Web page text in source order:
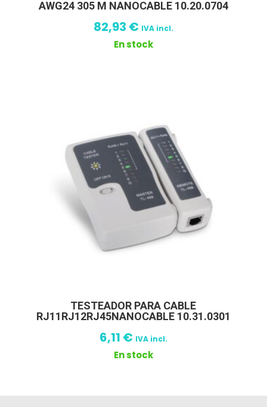
AWG24 305 M NANOCABLE 10.20.0704
82,93 € IVA incl.
En stock
TESTEADOR PARA CABLE
RJ11RJ12RJ45NANOCABLE 10.31.0301
6,11 € IVA incl.
En stock